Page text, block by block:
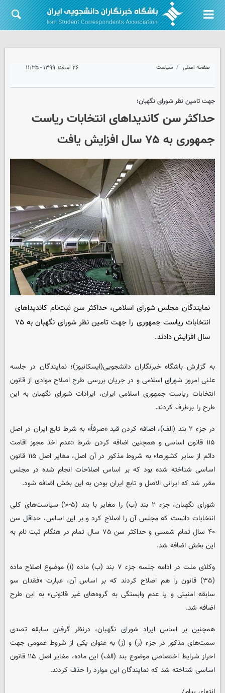
صفحه اصلی سیاست ۲۶ اسفند ۱۳۹۹ - ۱۱:۳۵
جهت تامین نظر شورای نگهبان؛
حداکثر سن کاندیداهای انتخابات ریاست
جمهوری به ۷۵ سال افزایش یافت
نمایندگان مجلس شورای اسلامی، حداکثر سن ثبت‌نام کاندیداهای
انتخابات ریاست جمهوری را جهت تامین نظر شورای نگهبان به ۷۵
سال افزایش دادند.
به گزارش باشگاه خبرنگاران دانشجویی(ایسکانیوز)؛ نمایندگان در جلسه
علنی امروز شورای اسلامی و در جریان بررسی طرح اصلاح موادی از قانون
انتخابات ریاست جمهوری اسلامی ایران، ایرادات شورای نگهبان به این
طرح را برطرف کردند.
در جزء ۲ بند (الف)، اضافه کردن قید «صرفاً» به شرط تابع ایران در اصل
۱۱۵ قانون اساسی و همچنین اضافه کردن شرط «عدم اخذ مجوز اقامت
دائم از سایر کشورها» به شروط مذکور در آن اصل، مغایر اصل ۱۱۵ قانون
اساسی شناخته شده بود که بر اساس اصلاحات انجام شده در مجلس
مقرر شد که ایرانی الاصل و تابع ایران بودن به این بخش اضافه شود.
شورای نگهبان، جزء ۲ بند (ب) را مغایر با بند (۵-۱۰) سیاست‌های کلی
انتخابات دانست که مجلس آن را اصلاح کرد و بر این اساس، حداقل سن
۴۰ سال تمام شمسی و حداکثر سن ۷۵ سال تمام در هنگام ثبت نام به
این بخش اضافه شد.
وکلای ملت در ادامه جلسه جزء ۷ بند (ب) ماده (۱) موضوع اصلاح ماده
(۳۵) قانون را هم اصلاح کردند که بر اساس آن، عبارت «فقدان سو
سابقه امنیتی و یا عدم وابستگی به گروه‌های غیر قانونی» به این طرح
اضافه شد.
همچنین بر اساس ایراد شورای نگهبان، درنظر گرفتن سابقه تصدی
سمت‌های مذکور در جزء (ر) و (ز) به عنوان یکی از شروط عمومی جهت
احراز شرایط اختصاصی موضوع بند (الف) این ماده، مغایر اصل ۱۱۵ قانون
اساسی شناخته شد که نمایندگان این موارد را حذف کردند.